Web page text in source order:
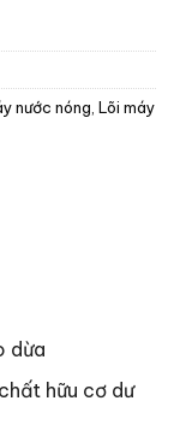
nước nóng Lõi máy
dừa
hữu cơ dư